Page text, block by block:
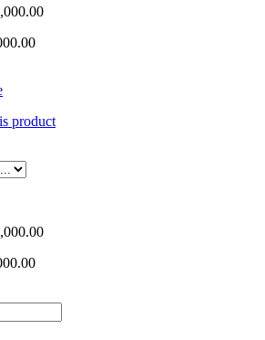
product